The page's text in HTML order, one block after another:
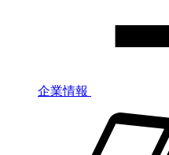
企業情報